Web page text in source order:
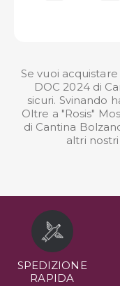
Se vuoi
DOC 2024 di
sicuri. Svinando
Oltre a "Rosis"
di Cantina
altri nostri
SPEDIZIONE
RAPIDA